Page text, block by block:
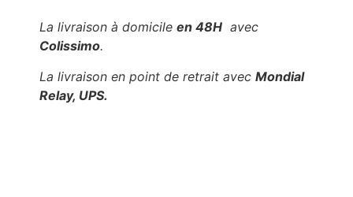
La livraison à domicile en 48H avec
Colissimo.
La livraison en point de retrait avec Mondial
Relay, UPS.